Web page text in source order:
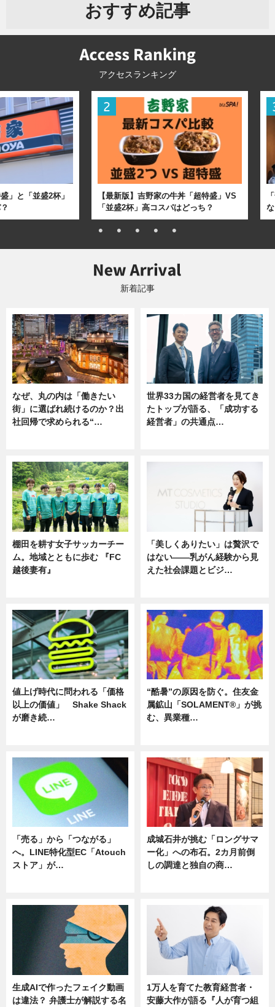
おすすめ記事
アクセスランキング
」と「並盛2杯」
【最新版】吉野家の牛丼「超特盛」VS
「並盛2杯」高コスパはどっち？
新着記事
なぜ、丸の内は「働きたい
街」に選ばれ続けるのか？出
社回帰で求められる“…
世界33カ国の経営者を見てき
たトップが語る、「成功する
経営者」の共通点…
棚田を耕す女子サッカーチー
ム。地域とともに歩む 『FC
越後妻有』
「美しくありたい」は贅沢で
はない――乳がん経験から見
えた社会課題とビジ…
値上げ時代に問われる「価格
以上の価値」 Shake Shack
が磨き続…
“酷暑”の原因を防ぐ。住友金
属鉱山「SOLAMENT®」が挑
む、異業種…
「売る」から「つながる」
へ。LINE特化型EC「Atouch
ストア」が…
成城石井が挑む「ロングサマ
ー化」への布石。2カ月前倒
しの調達と独自の商…
生成AIで作ったフェイク動画
は違法？ 弁護士が解説する名
1万人を育てた教育経営者・
安藤大作が語る『人が育つ組